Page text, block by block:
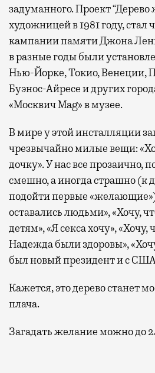
задуманного. Проект
художницей в 1981 году, стал
кампании памяти Джона
в разные годы были
Нью-Йорке, Токио, Венеции,
Буэнос-Айресе и других
«Москвич Mag» в музее.
В мире у этой инсталляции
чрезвычайно милые вещи:
дочку». У нас все прозаично,
смешно, а иногда страшно (к
подойти первые
оставались людьми», «Хочу,
детям», «Я секса хочу»,
Надежда были здоровы»,
был новый президент и с
Кажется, это дерево станет
плача.
Загадать желание можно до